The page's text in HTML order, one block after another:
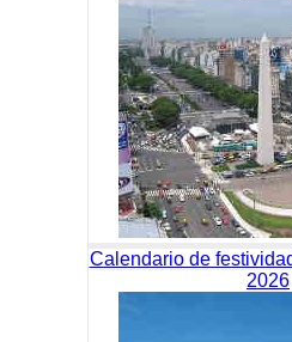
Calendario de
2026